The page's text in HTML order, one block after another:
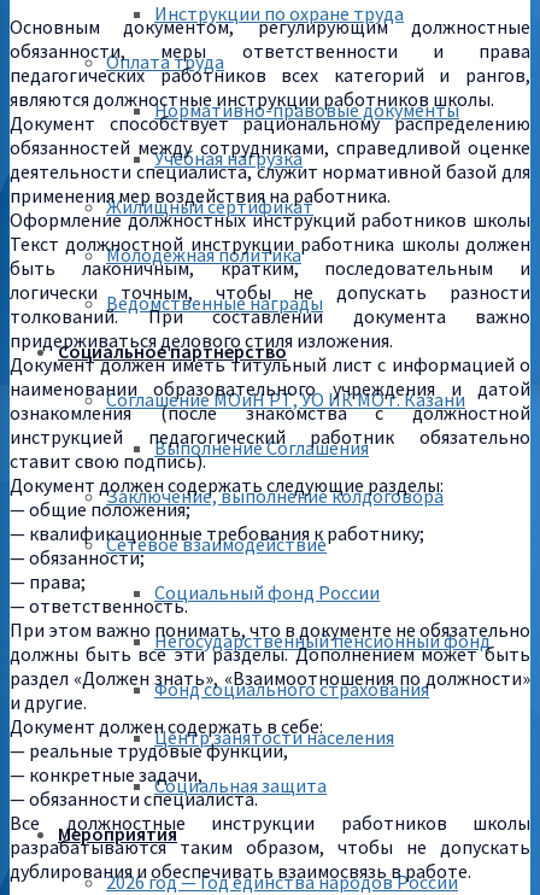
Инструкции по охране труда
Оплата труда
Нормативно-правовые документы
Учебная нагрузка
Жилищный сертификат
Молодежная политика
Ведомственные награды
Социальное партнерство
Соглашение МОиН РТ, УО ИК МО г. Казани
Выполнение Соглашения
Заключение, выполнение колдоговора
Сетевое взаимодействие
Социальный фонд России
Негосударственный пенсионный фонд
Фонд социального страхования
Центр занятости населения
Социальная защита
Мероприятия
2026 год — Год единства народов России
Основным документом, регулирующим должностные
обязанности, меры ответственности и права
педагогических работников всех категорий и рангов,
являются должностные инструкции работников школы.
Документ способствует рациональному распределению
обязанностей между сотрудниками, справедливой оценке
деятельности специалиста, служит нормативной базой для
применения мер воздействия на работника.
Оформление должностных инструкций работников школы
Текст должностной инструкции работника школы должен
быть лаконичным, кратким, последовательным и
логически точным, чтобы не допускать разности
толкований. При составлении документа важно
придерживаться делового стиля изложения.
Документ должен иметь титульный лист с информацией о
наименовании образовательного учреждения и датой
ознакомления (после знакомства с должностной
инструкцией педагогический работник обязательно
ставит свою подпись).
Документ должен содержать следующие разделы:
— общие положения;
— квалификационные требования к работнику;
— обязанности;
— права;
— ответственность.
При этом важно понимать, что в документе не обязательно
должны быть все эти разделы. Дополнением может быть
раздел «Должен знать», «Взаимоотношения по должности»
и другие.
Документ должен содержать в себе:
— реальные трудовые функции,
— конкретные задачи,
— обязанности специалиста.
Все должностные инструкции работников школы
разрабатываются таким образом, чтобы не допускать
дублирования и обеспечивать взаимосвязь в работе.